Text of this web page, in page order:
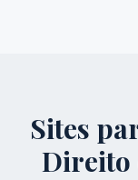
Sites
Direito